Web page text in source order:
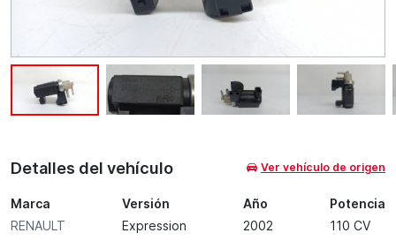
Detalles del vehículo Ver vehículo de origen
Marca
RENAULT
Versión
Expression
Año
2002
Potencia
110 CV